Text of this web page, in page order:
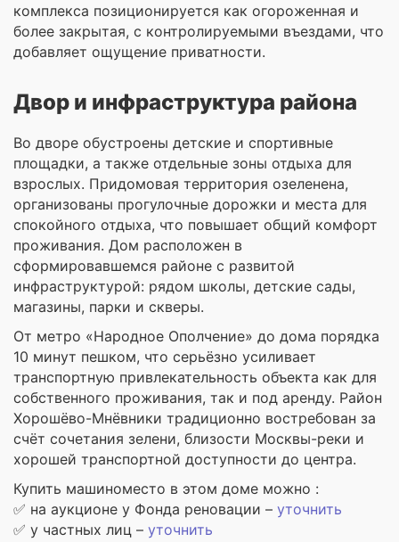
комплекса позиционируется как огороженная и
более закрытая, с контролируемыми въездами, что
добавляет ощущение приватности.
Двор и инфраструктура района
Во дворе обустроены детские и спортивные
площадки, а также отдельные зоны отдыха для
взрослых. Придомовая территория озеленена,
организованы прогулочные дорожки и места для
спокойного отдыха, что повышает общий комфорт
проживания. Дом расположен в
сформировавшемся районе с развитой
инфраструктурой: рядом школы, детские сады,
магазины, парки и скверы.
От метро «Народное Ополчение» до дома порядка
10 минут пешком, что серьёзно усиливает
транспортную привлекательность объекта как для
собственного проживания, так и под аренду. Район
Хорошёво-Мнёвники традиционно востребован за
счёт сочетания зелени, близости Москвы-реки и
хорошей транспортной доступности до центра.
Купить машиноместо в этом доме можно :
✅ на аукционе у Фонда реновации – уточнить
✅ у частных лиц – уточнить